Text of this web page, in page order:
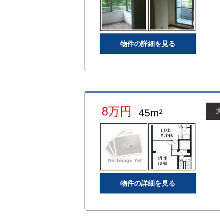
物件の詳細を見る
8万円 45m²
物件の詳細を見る